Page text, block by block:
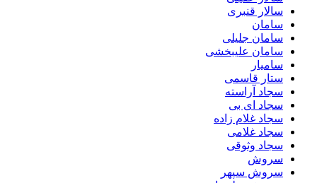
سالار قنبری
سامان
سامان جلیلی
سامان علیبخشی
سامیار
ستار قاسمی
سجاد آراسته
سجاد ای بی
سجاد غلام زاده
سجاد غلامی
سجاد وثوقى
سروش
سروش سپهر